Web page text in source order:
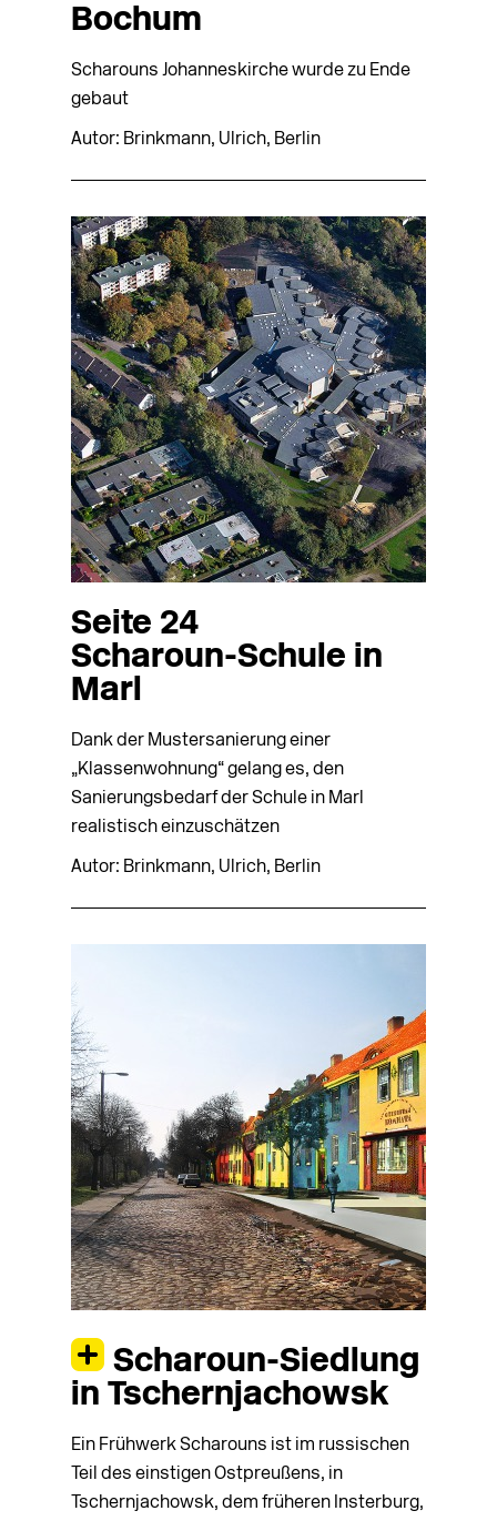
Bochum
Scharouns Johanneskirche wurde zu Ende
gebaut
Autor: Brinkmann, Ulrich, Berlin
Seite 24
Scharoun-Schule in
Marl
Dank der Mustersanierung einer
„Klassenwohnung“ gelang es, den
Sanierungs­bedarf der Schule in Marl
realistisch einzuschätzen
Autor: Brinkmann, Ulrich, Berlin
Scharoun-Siedlung
in Tschernjachowsk
Ein Frühwerk Scharouns ist im russischen
Teil des einstigen Ostpreußens, in
Tschernjachowsk, dem früheren Insterburg,